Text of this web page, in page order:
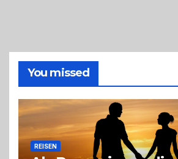
richtige
Entscheidung
You missed
REISEN